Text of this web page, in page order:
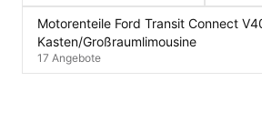
Motorenteile Ford Transit Connect
Kasten/Großraumlimousine
17 Angebote